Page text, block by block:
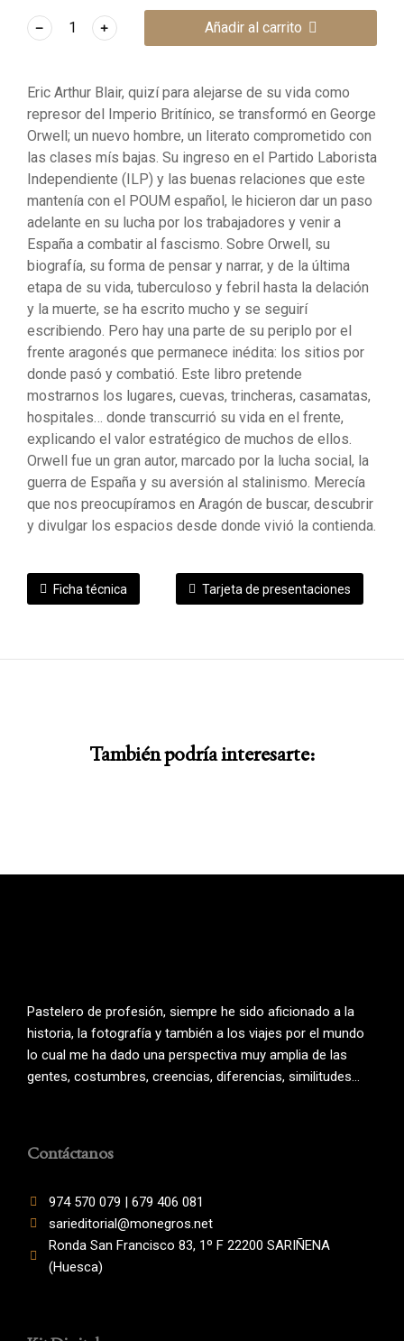
﹣ ﹢ Añadir al carrito
Eric Arthur Blair, quizí para alejarse de su vida como
represor del Imperio Britínico, se transformó en George
Orwell; un nuevo hombre, un literato comprometido con
las clases mís bajas. Su ingreso en el Partido Laborista
Independiente (ILP) y las buenas relaciones que este
mantenía con el POUM español, le hicieron dar un paso
adelante en su lucha por los trabajadores y venir a
España a combatir al fascismo. Sobre Orwell, su
biografía, su forma de pensar y narrar, y de la última
etapa de su vida, tuberculoso y febril hasta la delación
y la muerte, se ha escrito mucho y se seguirí
escribiendo. Pero hay una parte de su periplo por el
frente aragonés que permanece inédita: los sitios por
donde pasó y combatió. Este libro pretende
mostrarnos los lugares, cuevas, trincheras, casamatas,
hospitales… donde transcurrió su vida en el frente,
explicando el valor estratégico de muchos de ellos.
Orwell fue un gran autor, marcado por la lucha social, la
guerra de España y su aversión al stalinismo. Merecía
que nos preocupíramos en Aragón de buscar, descubrir
y divulgar los espacios desde donde vivió la contienda.
Ficha técnica Tarjeta de presentaciones
También podría interesarte:
Pastelero de profesión, siempre he sido aficionado a la
historia, la fotografía y también a los viajes por el mundo
lo cual me ha dado una perspectiva muy amplia de las
gentes, costumbres, creencias, diferencias, similitudes…
Contáctanos
974 570 079 | 679 406 081
sarieditorial@monegros.net
Ronda San Francisco 83, 1º F 22200 SARIÑENA
(Huesca)